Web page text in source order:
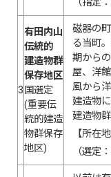
3
有田内山
伝統的
建造物群
保存地区
国選定
(重要伝
統的建造
物群保存
地区)
磁器の
る当町
期から
屋、洋
風から
建造物
建造物
【所在
（選定